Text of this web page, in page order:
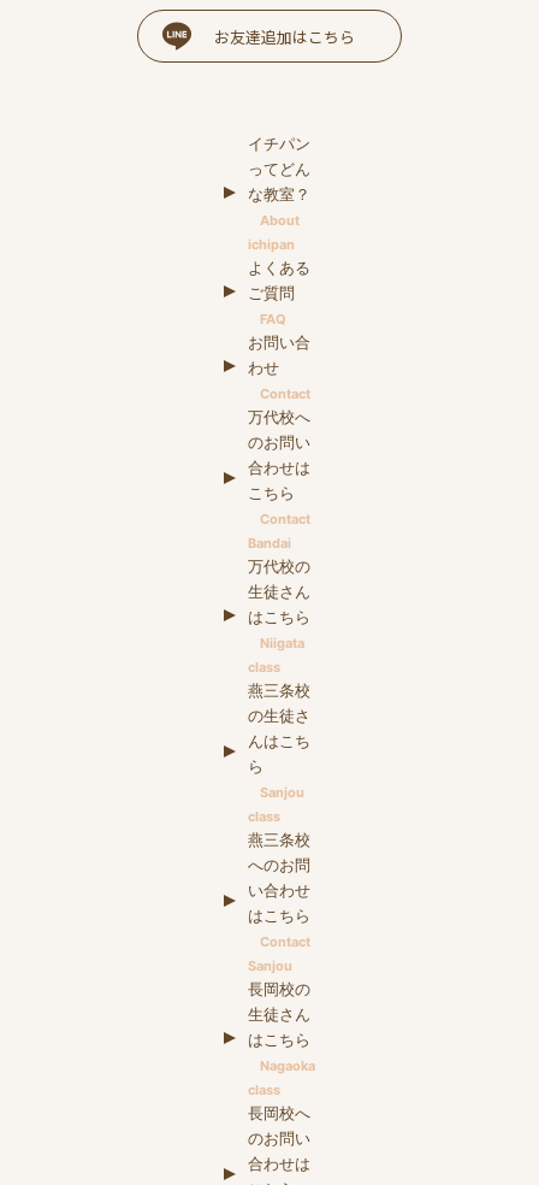
お友達追加はこちら
イチパン
ってどん
な教室？
About
ichipan
よくある
ご質問
FAQ
お問い合
わせ
Contact
万代校へ
のお問い
合わせは
こちら
Contact
Bandai
万代校の
生徒さん
はこちら
Niigata
class
燕三条校
の生徒さ
んはこち
ら
Sanjou
class
燕三条校
へのお問
い合わせ
はこちら
Contact
Sanjou
長岡校の
生徒さん
はこちら
Nagaoka
class
長岡校へ
のお問い
合わせは